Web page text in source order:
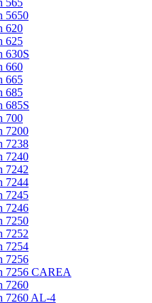
565
5650
620
625
630S
660
665
685
685S
700
7200
7238
7240
7242
7244
7245
7246
7250
7252
7254
7256
7256 CAREA
7260
7260 AL-4